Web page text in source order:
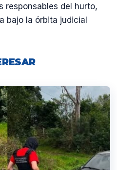
responsables del hurto,
bajo la órbita judicial